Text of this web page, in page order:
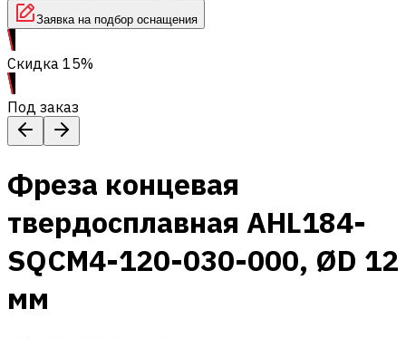
Заявка на подбор оснащения
Скидка 15%
Под заказ
Фреза концевая
твердосплавная AHL184-
SQCM4-120-030-000, ØD 12
мм